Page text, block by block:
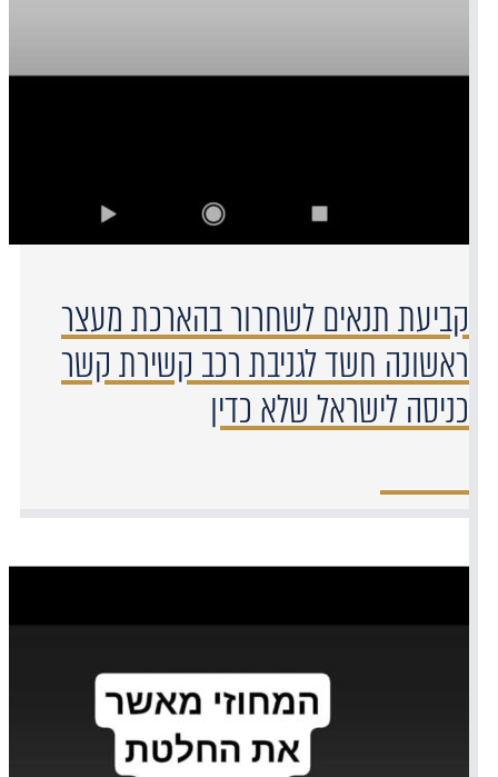
קביעת תנאים לשחרור בהארכת מעצר
ראשונה חשד לגניבת רכב קשירת קשר
כניסה לישראל שלא כדין